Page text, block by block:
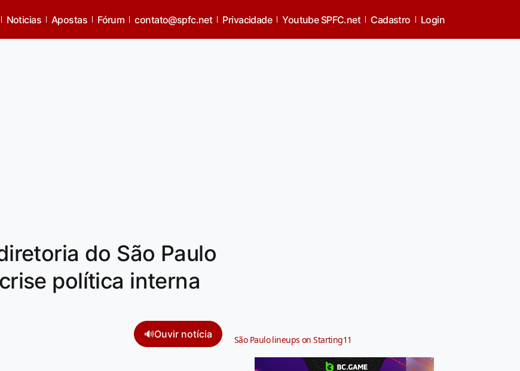
Noticias Apostas Fórum contato@spfc.net Privacidade Youtube SPFC.net Cadastro Login
do São Paulo
política interna
🔊Ouvir notícia São Paulo lineups on Starting11